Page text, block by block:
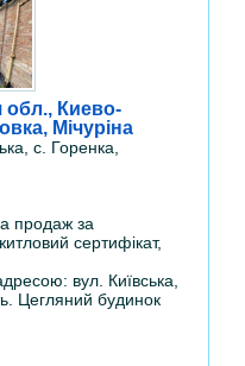
обл., Киево-
Мічуріна
с. Горенка,
продаж за
сертифікат,
вул. Київська,
Цегляний будинок